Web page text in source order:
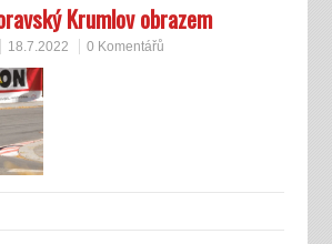
Krumlov obrazem
18.7.2022 0 Komentářů